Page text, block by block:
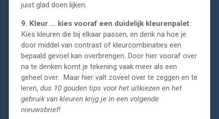
juist glad doen lijken.
9. Kleur … kies vooraf een duidelijk kleurenpalet.
Kies kleuren die bij elkaar passen, en denk na hoe je
door middel van contrast of kleurcombinaties een
bepaald gevoel kan overbrengen. Door hier vooraf over
na te denken komt je tekening vaak meer als een
geheel over. Maar hier valt zoveel over te zeggen en te
leren, dus 10 gouden tips voor het uitkiezen en het
gebruik van kleuren krijg je in een volgende
nieuwsbrief!